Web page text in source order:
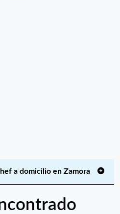
a domicilio en Zamora